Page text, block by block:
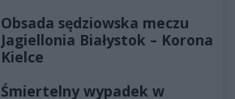
Obsada sędziowska meczu
Jagiellonia Białystok – Korona
Kielce
Śmiertelny wypadek w